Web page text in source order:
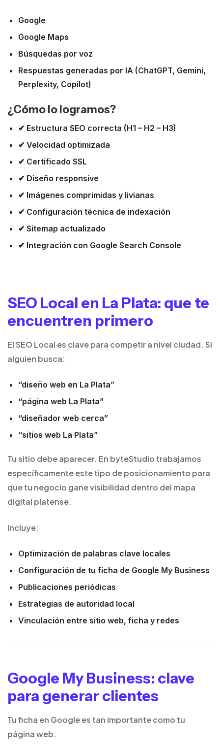
Google
Google Maps
Búsquedas por voz
Respuestas generadas por IA (ChatGPT, Gemini,
Perplexity, Copilot)
¿Cómo lo logramos?
✔ Estructura SEO correcta (H1 – H2 – H3)
✔ Velocidad optimizada
✔ Certificado SSL
✔ Diseño responsive
✔ Imágenes comprimidas y livianas
✔ Configuración técnica de indexación
✔ Sitemap actualizado
✔ Integración con Google Search Console
SEO Local en La Plata: que te
encuentren primero
El SEO Local es clave para competir a nivel ciudad. Si
alguien busca:
“diseño web en La Plata”
“página web La Plata”
“diseñador web cerca”
“sitios web La Plata”
Tu sitio debe aparecer. En byteStudio trabajamos
específicamente este tipo de posicionamiento para
que tu negocio gane visibilidad dentro del mapa
digital platense.
Incluye:
Optimización de palabras clave locales
Configuración de tu ficha de Google My Business
Publicaciones periódicas
Estrategias de autoridad local
Vinculación entre sitio web, ficha y redes
Google My Business: clave
para generar clientes
Tu ficha en Google es tan importante como tu
página web.